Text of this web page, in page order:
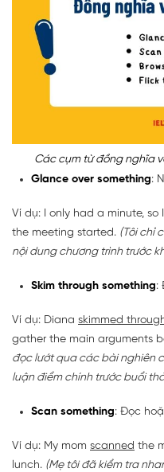
Các cụm từ đồng nghĩa
Glance over something:
Ví dụ: I only had a minute, so I
the meeting started. (Tôi chỉ
nội dung chương trình trước
Skim through something:
Ví dụ: Diana skimmed
gather the main arguments
đọc lướt qua các bài nghiên
luận điểm chính trước buổi
Scan something: Đọc
Ví dụ: My mom scanned the
lunch. (Mẹ tôi đã kiểm tra